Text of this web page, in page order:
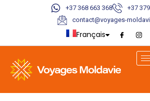
+37 368 663 368
+37
contact@voyages-
Français
Deutsch